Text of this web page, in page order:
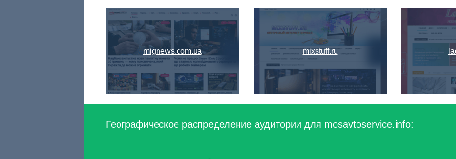
mignews.com.ua mixstuff.ru
Географическое распределение аудитории для mosavtoservice.info: